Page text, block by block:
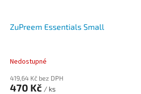
ZuPreem Essentials Small
Nedostupné
419,64 Kč bez DPH
470 Kč / ks